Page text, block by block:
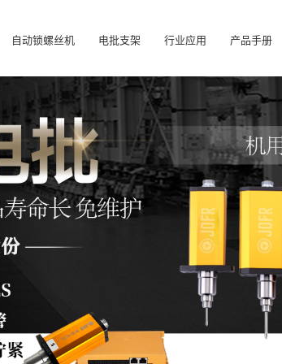
自动锁螺丝机 电批支架 行业应用 产品手册